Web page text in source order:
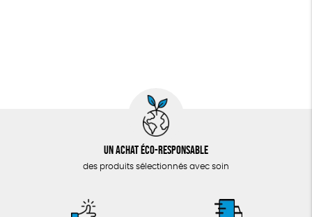
Un achat éco-responsable
des produits sélectionnés avec soin